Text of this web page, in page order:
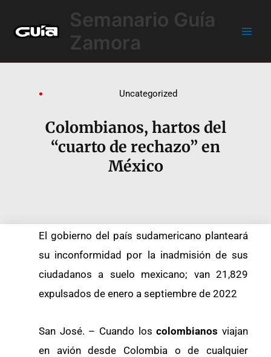
contenido
Semanario Guía
Zamora
Uncategorized
Colombianos, hartos del
“cuarto de rechazo” en
México
El gobierno del país sudamericano planteará
su inconformidad por la inadmisión de sus
ciudadanos a suelo mexicano; van 21,829
expulsados de enero a septiembre de 2022
San José. – Cuando loscolombianosviajan
en avión desde Colombia o de cualquier